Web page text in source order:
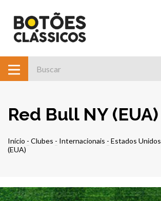
Red Bull NY (EUA)
Início - Clubes - Internacionais - Estados Unidos
(EUA)